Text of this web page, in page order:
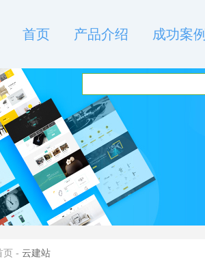
首页 产品介绍 成功案
页 - 云建站